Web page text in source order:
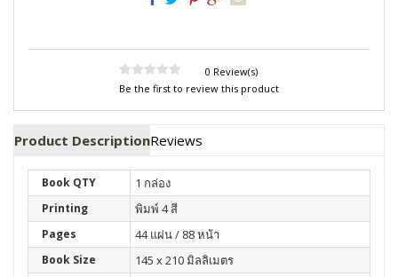
0 Review(s)
Be the first to review this product
Product DescriptionReviews
Book QTY 1 กล่อง
Printing พิมพ์ 4 สี
Pages 44 แผ่น / 88 หน้า
Book Size 145 x 210 มิลลิเมตร